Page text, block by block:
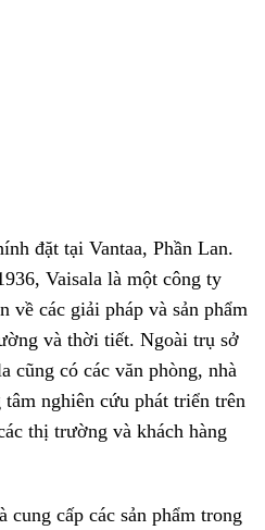
đặt tại Vantaa, Phần Lan.
Vaisala là một công ty
về các giải pháp và sản phẩm
và thời tiết. Ngoài trụ sở
cũng có các văn phòng, nhà
nghiên cứu phát triển trên
thị trường và khách hàng
cung cấp các sản phẩm trong